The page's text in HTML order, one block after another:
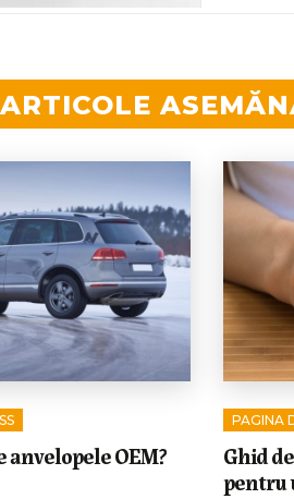
ARTICOLE
anvelopele OEM?
PAGINA
Ghid
pentru